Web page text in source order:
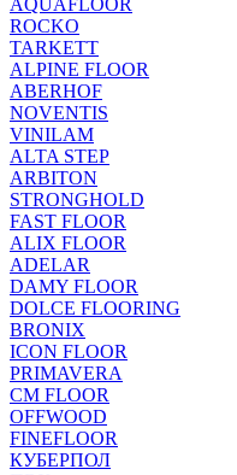
AQUAFLOOR
ROCKO
TARKETT
ALPINE FLOOR
ABERHOF
NOVENTIS
VINILAM
ALTA STEP
ARBITON
STRONGHOLD
FAST FLOOR
ALIX FLOOR
ADELAR
DAMY FLOOR
DOLCE FLOORING
BRONIX
ICON FLOOR
PRIMAVERA
CM FLOOR
OFFWOOD
FINEFLOOR
КУБЕРПОЛ